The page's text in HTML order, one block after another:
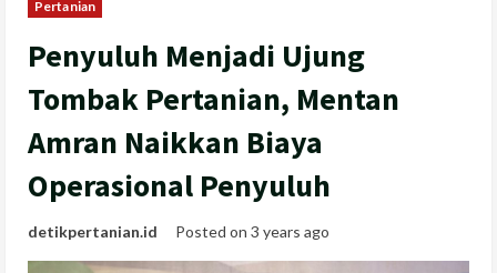
Pertanian
Penyuluh Menjadi Ujung
Tombak Pertanian, Mentan
Amran Naikkan Biaya
Operasional Penyuluh
detikpertanian.id Posted on 3 years ago